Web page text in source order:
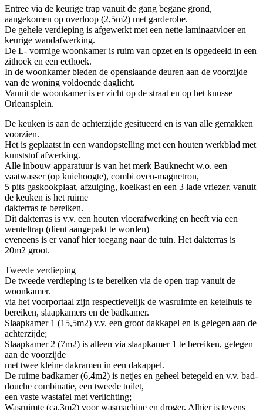
Entree via de keurige trap vanuit de gang begane grond,
aangekomen op overloop (2,5m2) met garderobe.
De gehele verdieping is afgewerkt met een nette laminaatvloer en
keurige wandafwerking.
De L- vormige woonkamer is ruim van opzet en is opgedeeld in een
zithoek en een eethoek.
In de woonkamer bieden de openslaande deuren aan de voorzijde
van de woning voldoende daglicht.
Vanuit de woonkamer is er zicht op de straat en op het knusse
Orleansplein.
De keuken is aan de achterzijde gesitueerd en is van alle gemakken
voorzien.
Het is geplaatst in een wandopstelling met een houten werkblad met
kunststof afwerking.
Alle inbouw apparatuur is van het merk Bauknecht w.o. een
vaatwasser (op kniehoogte), combi oven-magnetron,
5 pits gaskookplaat, afzuiging, koelkast en een 3 lade vriezer. vanuit
de keuken is het ruime
dakterras te bereiken.
Dit dakterras is v.v. een houten vloerafwerking en heeft via een
wenteltrap (dient aangepakt te worden)
eveneens is er vanaf hier toegang naar de tuin. Het dakterras is
20m2 groot.
Tweede verdieping
De tweede verdieping is te bereiken via de open trap vanuit de
woonkamer.
via het voorportaal zijn respectievelijk de wasruimte en ketelhuis te
bereiken, slaapkamers en de badkamer.
Slaapkamer 1 (15,5m2) v.v. een groot dakkapel en is gelegen aan de
achterzijde;
Slaapkamer 2 (7m2) is alleen via slaapkamer 1 te bereiken, gelegen
aan de voorzijde
met twee kleine dakramen in een dakappel.
De ruime badkamer (6,4m2) is netjes en geheel betegeld en v.v. bad-
douche combinatie, een tweede toilet,
een vaste wastafel met verlichting;
Wasruimte (ca.3m2) voor wasmachine en droger, Alhier is tevens